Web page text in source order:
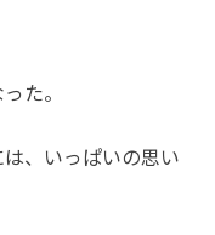
た。
、いっぱいの思い